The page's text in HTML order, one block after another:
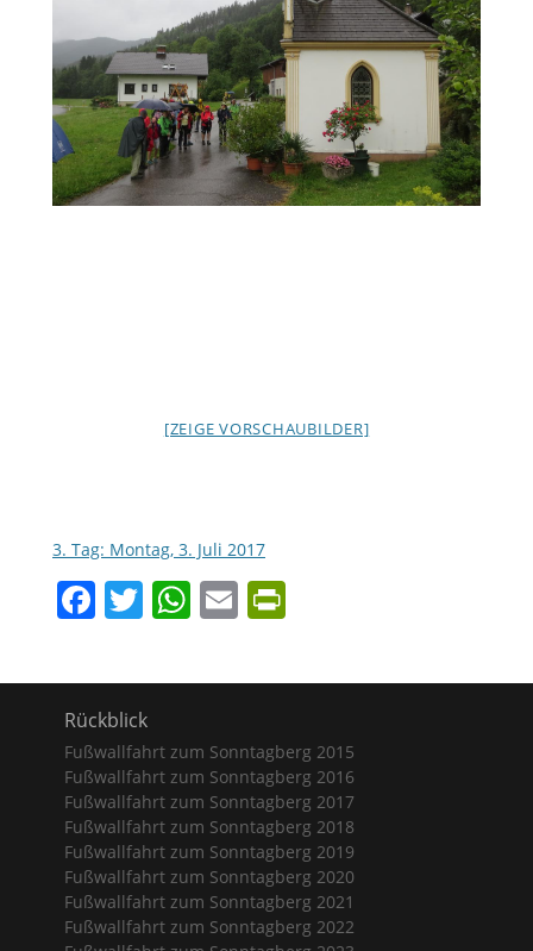
[ZEIGE VORSCHAUBILDER]
3. Tag: Montag, 3. Juli 2017
Facebook
Twitter
WhatsApp
Email
Rückblick
Fußwallfahrt zum Sonntagberg 2015
Fußwallfahrt zum Sonntagberg 2016
Fußwallfahrt zum Sonntagberg 2017
Fußwallfahrt zum Sonntagberg 2018
Fußwallfahrt zum Sonntagberg 2019
Fußwallfahrt zum Sonntagberg 2020
Fußwallfahrt zum Sonntagberg 2021
Fußwallfahrt zum Sonntagberg 2022